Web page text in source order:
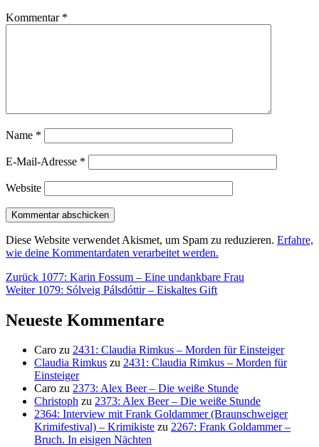
Kommentar *
Name *
E-Mail-Adresse *
Website
Diese Website verwendet Akismet, um Spam zu reduzieren. Erfahre,
wie deine Kommentardaten verarbeitet werden.
Beitragsnavigation
Zurück Vorheriger
Beitrag:
1077: Karin Fossum – Eine undankbare Frau
Weiter Nächster
1079: Sólveig Pálsdóttir – Eiskaltes Gift
Neueste Kommentare
Caro zu 2431: Claudia Rimkus – Morden für Einsteiger
Claudia Rimkus zu 2431: Claudia Rimkus – Morden für
Einsteiger
Caro zu 2373: Alex Beer – Die weiße Stunde
Christoph zu 2373: Alex Beer – Die weiße Stunde
2364: Interview mit Frank Goldammer (Braunschweiger
Krimifestival) – Krimikiste zu 2267: Frank Goldammer –
Bruch. In eisigen Nächten